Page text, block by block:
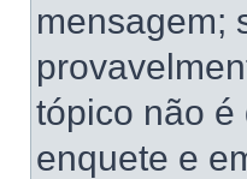
mensagem;
tópico não é
enquete e